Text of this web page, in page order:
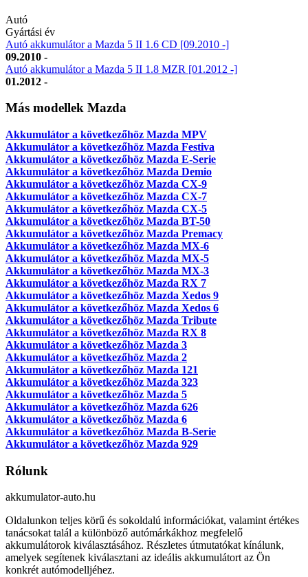
Autó
Gyártási év
Autó akkumulátor a Mazda 5 II 1.6 CD [09.2010 -]
09.2010 -
Autó akkumulátor a Mazda 5 II 1.8 MZR [01.2012 -]
01.2012 -
Más modellek Mazda
Akkumulátor a következőhöz Mazda MPV
Akkumulátor a következőhöz Mazda Festiva
Akkumulátor a következőhöz Mazda E-Serie
Akkumulátor a következőhöz Mazda Demio
Akkumulátor a következőhöz Mazda CX-9
Akkumulátor a következőhöz Mazda CX-7
Akkumulátor a következőhöz Mazda CX-5
Akkumulátor a következőhöz Mazda BT-50
Akkumulátor a következőhöz Mazda Premacy
Akkumulátor a következőhöz Mazda MX-6
Akkumulátor a következőhöz Mazda MX-5
Akkumulátor a következőhöz Mazda MX-3
Akkumulátor a következőhöz Mazda RX 7
Akkumulátor a következőhöz Mazda Xedos 9
Akkumulátor a következőhöz Mazda Xedos 6
Akkumulátor a következőhöz Mazda Tribute
Akkumulátor a következőhöz Mazda RX 8
Akkumulátor a következőhöz Mazda 3
Akkumulátor a következőhöz Mazda 2
Akkumulátor a következőhöz Mazda 121
Akkumulátor a következőhöz Mazda 323
Akkumulátor a következőhöz Mazda 5
Akkumulátor a következőhöz Mazda 626
Akkumulátor a következőhöz Mazda 6
Akkumulátor a következőhöz Mazda B-Serie
Akkumulátor a következőhöz Mazda 929
Rólunk
akkumulator-auto.hu
Oldalunkon teljes körű és sokoldalú információkat, valamint értékes
tanácsokat talál a különböző autómárkákhoz megfelelő
akkumulátorok kiválasztásához. Részletes útmutatókat kínálunk,
amelyek segítenek kiválasztani az ideális akkumulátort az Ön
konkrét autómodelljéhez.